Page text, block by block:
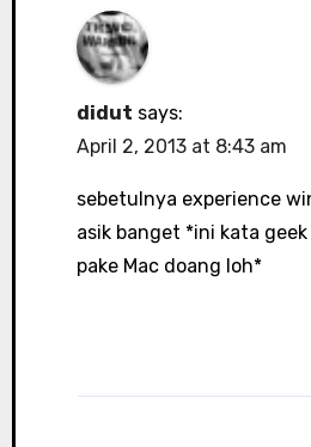
didut says:
April 2, 2013 at 8:43 am
sebetulnya experience
asik banget *ini kata
pake Mac doang loh*